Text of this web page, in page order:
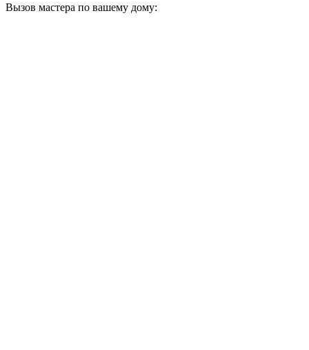
Вызов мастера по вашему дому: